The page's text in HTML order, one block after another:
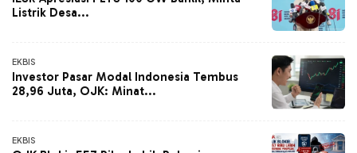
Listrik Desa...
EKBIS
Investor Pasar Modal Indonesia Tembus
28,96 Juta, OJK: Minat...
EKBIS